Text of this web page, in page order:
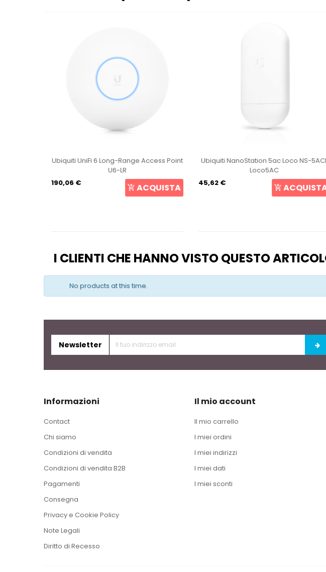
Ubiquiti UniFi 6 Long-Range Access Point
U6-LR
190,06 €
ACQUISTA
Ubiquiti NanoStation 5ac Loco NS-
Loco5AC
45,62 €
I CLIENTI CHE HANNO VISTO QUESTO
No products at this time.
Newsletter
Informazioni
Contact
Chi siamo
Condizioni di vendita
Condizioni di vendita B2B
Pagamenti
Consegna
Privacy e Cookie Policy
Note Legali
Diritto di Recesso
Il mio account
Il mio carrello
I miei ordini
I miei indirizzi
I miei dati
I miei sconti